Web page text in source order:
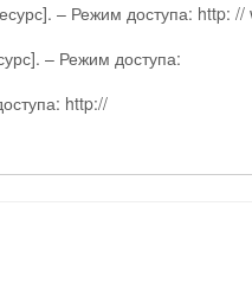
– Режим доступа: http: //
– Режим доступа:
http://